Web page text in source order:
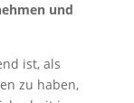
und
ist, als
zu haben,